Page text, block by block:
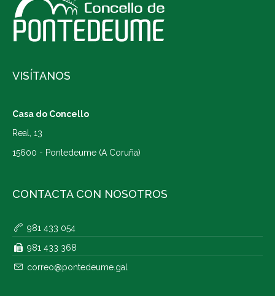
VISÍTANOS
Casa do Concello
Real, 13
15600 - Pontedeume (A Coruña)
CONTACTA CON NOSOTROS
981 433 054
981 433 368
correo@pontedeume.gal